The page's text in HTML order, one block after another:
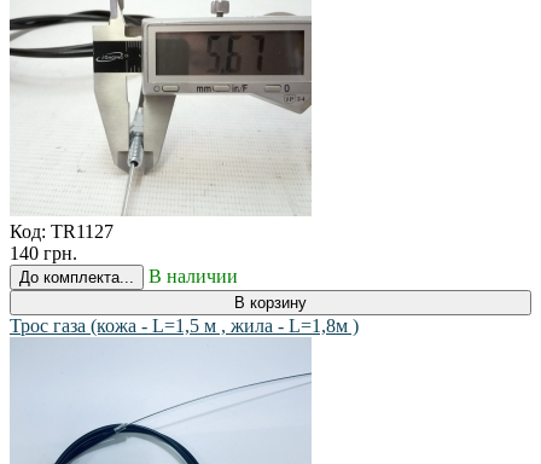
Код: TR1127
140 грн.
До комплекта... В наличии
В корзину
Трос газа (кожа - L=1,5 м , жила - L=1,8м )